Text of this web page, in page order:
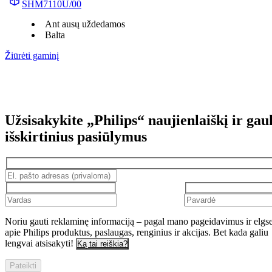
SHM7110U/00
Ant ausų uždedamos
Balta
Žiūrėti gaminį
Užsisakykite „Philips“ naujienlaiškį ir
išskirtinius pasiūlymus
Noriu gauti reklaminę informaciją – pagal mano pageidavimus ir
apie Philips produktus, paslaugas, renginius ir akcijas. Bet kada galiu
lengvai atsisakyti! Ką tai reiškia?
Pateikti